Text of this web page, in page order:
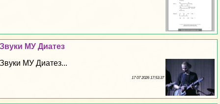
Звуки МУ Диатез
Звуки МУ Диатез...
17 07 2026 17:53:37